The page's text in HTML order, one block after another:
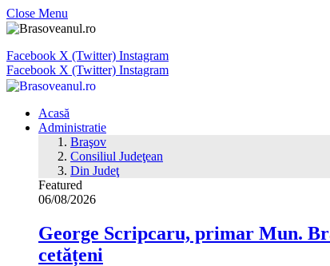
Close Menu
Facebook X (Twitter) Instagram
Facebook X (Twitter) Instagram
Acasă
Administratie
Braşov
Consiliul Judeţean
Din Judeţ
Featured
06/08/2026
George Scripcaru, primar Mun.
cetățeni